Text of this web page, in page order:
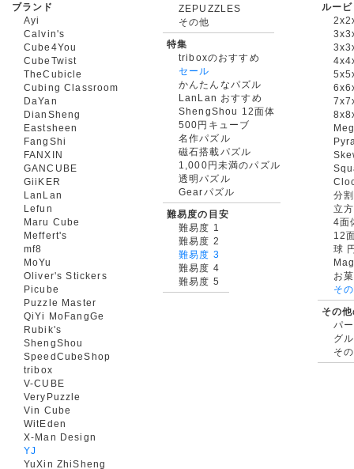
ブランド
Ayi
Calvin's
Cube4You
CubeTwist
TheCubicle
Cubing Classroom
DaYan
DianSheng
Eastsheen
FangShi
FANXIN
GANCUBE
GiiKER
LanLan
Lefun
Maru Cube
Meffert's
mf8
MoYu
Oliver's Stickers
Picube
Puzzle Master
QiYi MoFangGe
Rubik's
ShengShou
SpeedCubeShop
tribox
V-CUBE
VeryPuzzle
Vin Cube
WitEden
X-Man Design
YJ
YuXin ZhiSheng
ZEPUZZLES
その他
特集
triboxのおすすめ
セール
かんたんなパズル
LanLan おすすめ
ShengShou 12面体
500円キューブ
名作パズル
磁石搭載パズル
1,000円未満のパズル
透明パズル
Gearパズル
難易度の目安
難易度 1
難易度 2
難易度 3
難易度 4
難易度 5
ルー
分
立
4面
12
球
お
そ
その
パ
グ
そ